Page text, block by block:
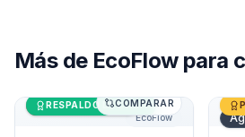
Más de EcoFlowpara
Generador Solar 1800W
EcoFlow
Últimas unidades
RESPALDO DE CASA
COMPARAR